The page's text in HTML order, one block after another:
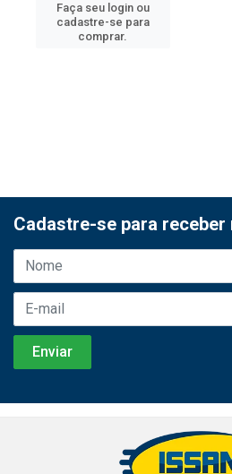
Faça seu login ou
cadastre-se para
comprar.
Cadastre-se para